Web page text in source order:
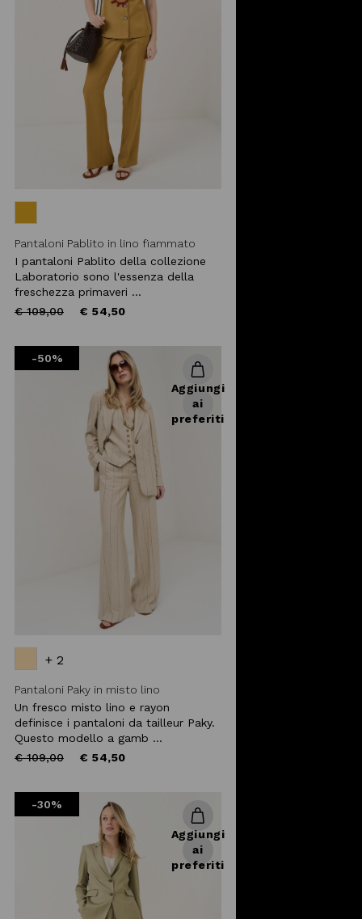
Pantaloni Pablito in lino fiammato
I pantaloni Pablito della collezione
Laboratorio sono l'essenza della
freschezza primaveri ...
Price
€ 109,00to € 54,50
-50%
Aggiungi
ai
preferiti
+ 2
Pantaloni Paky in misto lino
Un fresco misto lino e rayon
definisce i pantaloni da tailleur Paky.
Questo modello a gamb ...
Price
€ 109,00to € 54,50
-30%
Aggiungi
ai
preferiti